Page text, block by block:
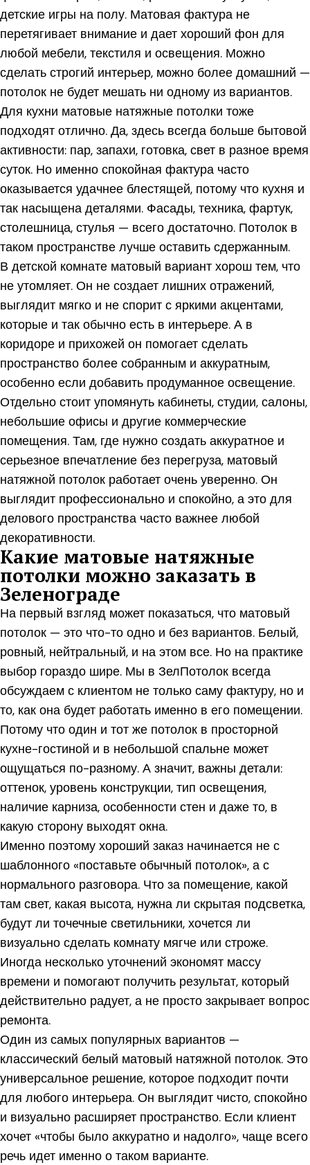
детские игры на полу. Матовая фактура не
перетягивает внимание и дает хороший фон для
любой мебели, текстиля и освещения. Можно
сделать строгий интерьер, можно более домашний —
потолок не будет мешать ни одному из вариантов.
Для кухни матовые натяжные потолки тоже
подходят отлично. Да, здесь всегда больше бытовой
активности: пар, запахи, готовка, свет в разное время
суток. Но именно спокойная фактура часто
оказывается удачнее блестящей, потому что кухня и
так насыщена деталями. Фасады, техника, фартук,
столешница, стулья — всего достаточно. Потолок в
таком пространстве лучше оставить сдержанным.
В детской комнате матовый вариант хорош тем, что
не утомляет. Он не создает лишних отражений,
выглядит мягко и не спорит с яркими акцентами,
которые и так обычно есть в интерьере. А в
коридоре и прихожей он помогает сделать
пространство более собранным и аккуратным,
особенно если добавить продуманное освещение.
Отдельно стоит упомянуть кабинеты, студии, салоны,
небольшие офисы и другие коммерческие
помещения. Там, где нужно создать аккуратное и
серьезное впечатление без перегруза, матовый
натяжной потолок работает очень уверенно. Он
выглядит профессионально и спокойно, а это для
делового пространства часто важнее любой
декоративности.
Какие матовые натяжные
потолки можно заказать в
Зеленограде
На первый взгляд может показаться, что матовый
потолок — это что-то одно и без вариантов. Белый,
ровный, нейтральный, и на этом все. Но на практике
выбор гораздо шире. Мы в ЗелПотолок всегда
обсуждаем с клиентом не только саму фактуру, но и
то, как она будет работать именно в его помещении.
Потому что один и тот же потолок в просторной
кухне-гостиной и в небольшой спальне может
ощущаться по-разному. А значит, важны детали:
оттенок, уровень конструкции, тип освещения,
наличие карниза, особенности стен и даже то, в
какую сторону выходят окна.
Именно поэтому хороший заказ начинается не с
шаблонного «поставьте обычный потолок», а с
нормального разговора. Что за помещение, какой
там свет, какая высота, нужна ли скрытая подсветка,
будут ли точечные светильники, хочется ли
визуально сделать комнату мягче или строже.
Иногда несколько уточнений экономят массу
времени и помогают получить результат, который
действительно радует, а не просто закрывает вопрос
ремонта.
Один из самых популярных вариантов —
классический белый матовый натяжной потолок. Это
универсальное решение, которое подходит почти
для любого интерьера. Он выглядит чисто, спокойно
и визуально расширяет пространство. Если клиент
хочет «чтобы было аккуратно и надолго», чаще всего
речь идет именно о таком варианте.